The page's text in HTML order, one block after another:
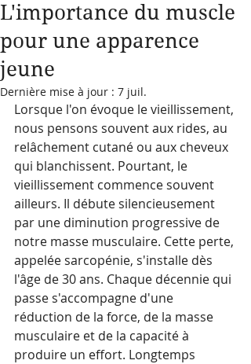
L'importance du muscle
pour une apparence
jeune
Dernière mise à jour : 7 juil.
Lorsque l'on évoque le vieillissement,
nous pensons souvent aux rides, au
relâchement cutané ou aux cheveux
qui blanchissent. Pourtant, le
vieillissement commence souvent
ailleurs. Il débute silencieusement
par une diminution progressive de
notre masse musculaire. Cette perte,
appelée sarcopénie, s'installe dès
l'âge de 30 ans. Chaque décennie qui
passe s'accompagne d'une
réduction de la force, de la masse
musculaire et de la capacité à
produire un effort. Longtemps